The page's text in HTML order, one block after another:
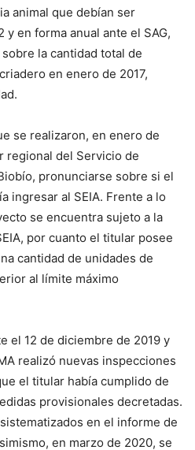
animal que debían ser
y en forma anual ante el SAG,
la cantidad total de
en enero de 2017,
se realizaron, en enero de
regional del Servicio de
pronunciarse sobre si el
ingresar al SEIA. Frente a lo
se encuentra sujeto a la
por cuanto el titular posee
cantidad de unidades de
al límite máximo
el 12 de diciembre de 2019 y
realizó nuevas inspecciones
el titular había cumplido de
provisionales decretadas.
en el informe de
en marzo de 2020, se